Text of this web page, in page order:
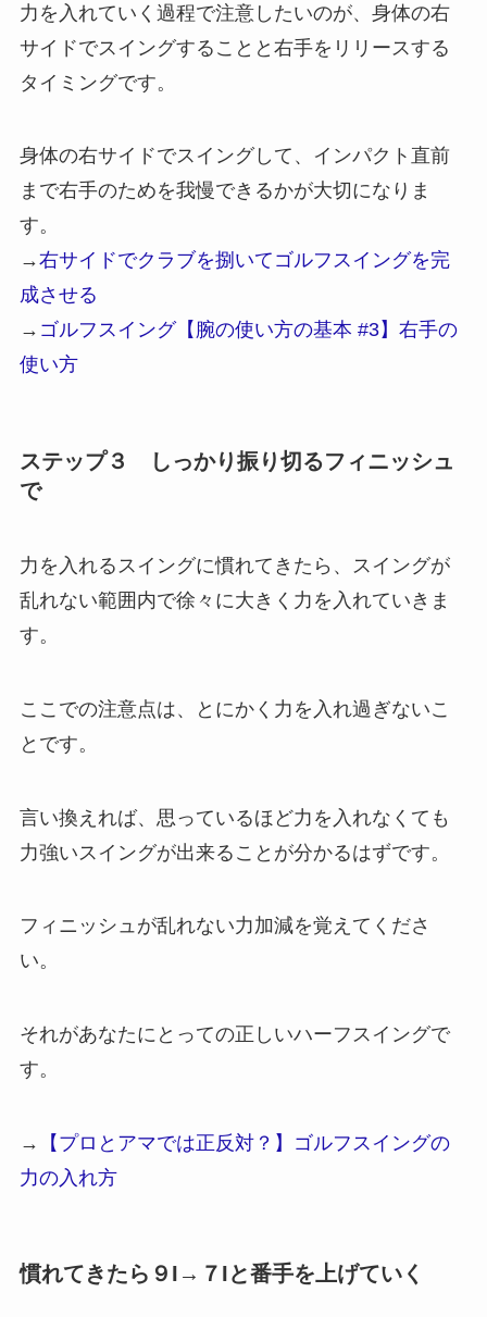
力を入れていく過程で注意したいのが、 身体の右
サイドでスイングすること と 右手をリリースする
タイミングです。
身体の右サイドでスイングして、インパクト直前
まで右手のためを我慢できるかが大切になりま
す。
→右サイドでクラブを捌いてゴルフスイングを完
成させる
→ ゴルフスイング【腕の使い方の基本 #3】右手の
使い方
ステップ３ しっかり振り切るフィニッシュ
で
力を入れるスイングに慣れてきたら、スイングが
乱れない範囲内で徐々に大きく力を入れていきま
す。
ここでの注意点は、とにかく力を入れ過ぎないこ
とです。
言い換えれば、思っているほど力を入れなくても
力強いスイングが出来ることが分かるはずです。
フィニッシュが乱れない力加減を覚えてくださ
い。
それがあなたにとっての正しいハーフスイングで
す。
→
【プロとアマでは正反対？】ゴルフスイングの
力の入れ方
慣れてきたら９I→７Iと番手を上げていく